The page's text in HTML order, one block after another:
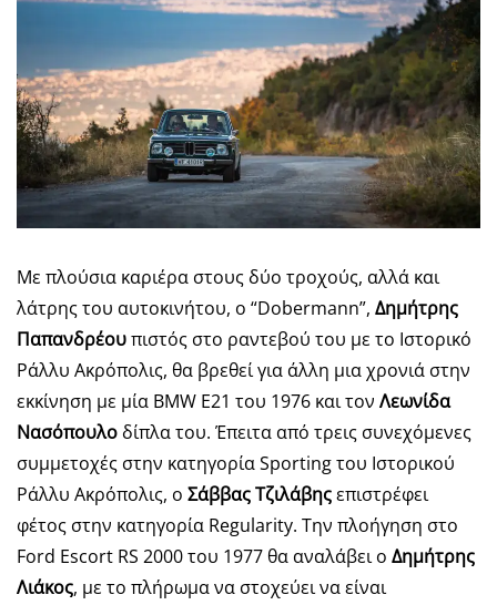
Με πλούσια καριέρα στους δύο τροχούς, αλλά και
λάτρης του αυτοκινήτου, ο “Dobermann”, Δημήτρης
Παπανδρέουπιστός στο ραντεβού του με το Ιστορικό
Ράλλυ Ακρόπολις, θα βρεθεί για άλλη μια χρονιά στην
εκκίνηση με μία BMW E21 του 1976 και τον Λεωνίδα
Νασόπουλο δίπλα του. Έπειτα από τρεις συνεχόμενες
συμμετοχές στην κατηγορία Sporting του Ιστορικού
Ράλλυ Ακρόπολις, ο Σάββας Τζιλάβηςεπιστρέφει
φέτος στην κατηγορία Regularity. Την πλοήγηση στο
Ford Escort RS 2000 του 1977 θα αναλάβει ο Δημήτρης
Λιάκος, με το πλήρωμα να στοχεύει να είναι